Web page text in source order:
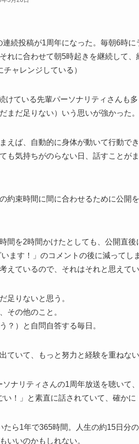
続投稿が1周年になった。毎朝6時
れに合わせて朝5時起きを継続して
ャレンジしている）
けている先輩パーソナリティさんも
まだ足りない）いう思いが強かった。
えば、自動的に身体が動いて行動で
も気持ちがのらない日、話すことが
約束時間に間に合わせるために公開
間を2時間かけたとしても、公開直
ます！」のコメントの後に減ってし
えているので、それはそれと思えてい
足りないと思う。
その他のこと。
？）と自問自答する毎日。
ていて、もっと努力と経験を重ねな
ナリティさんの1周年放送を聴いて、
い！」と素直に話されていて、確かに
たら1年で365時間。人生の約15日分
いいのかもしれない。